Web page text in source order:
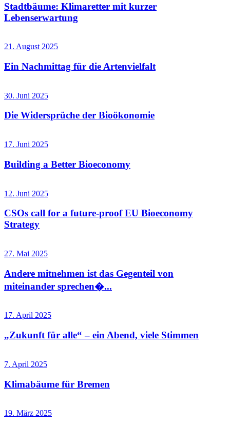
Stadtbäume: Klimaretter mit kurzer
Lebenserwartung
21. August 2025
Ein Nachmittag für die Artenvielfalt
30. Juni 2025
Die Widersprüche der Bioökonomie
17. Juni 2025
Building a Better Bioeconomy
12. Juni 2025
CSOs call for a future-proof EU Bioeconomy
Strategy
27. Mai 2025
Andere mitnehmen ist das Gegenteil von
miteinander sprechen�...
17. April 2025
„Zukunft für alle“ – ein Abend, viele Stimmen
7. April 2025
Klimabäume für Bremen
19. März 2025